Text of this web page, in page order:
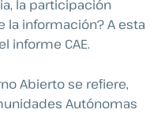
la participación
la información? A esta
informe CAE.
Abierto se refiere,
Autónomas